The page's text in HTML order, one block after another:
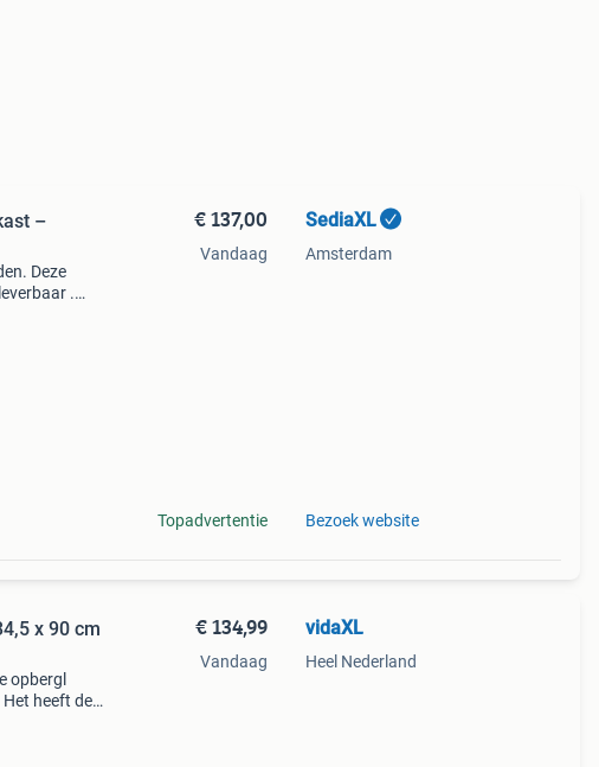
–
Deze
.
€ 137,00
Vandaag
Topadvertentie
SediaXL
Amsterdam
Bezoek website
x 90 cm
opbergl
heeft de
€ 134,99
Vandaag
vidaXL
Heel Nederland